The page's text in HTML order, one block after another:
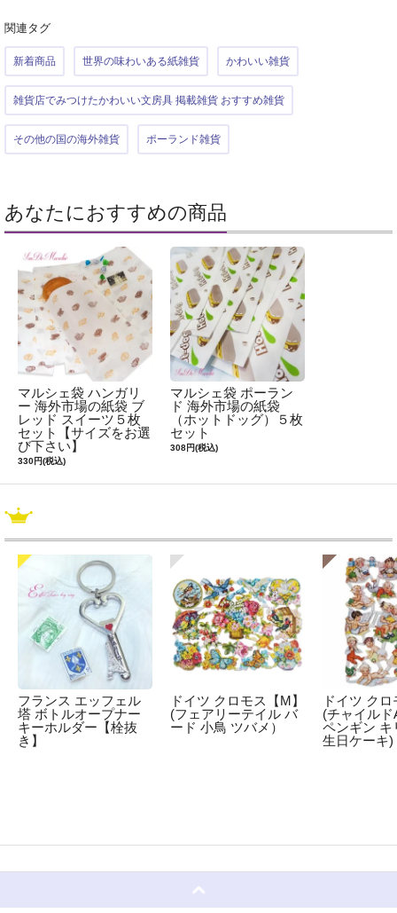
関連タグ
新着商品 世界の味わいある紙雑貨 かわいい雑貨
雑貨店でみつけたかわいい文房具 掲載雑貨 おすすめ雑貨
その他の国の海外雑貨 ポーランド雑貨
あなたにおすすめの商品
マルシェ袋 ハンガリ
ー 海外市場の紙袋 ブ
レッド スイーツ５枚
セット【サイズをお選
び下さい】
330円(税込)
マルシェ袋 ポーラン
ド 海外市場の紙袋
（ホットドッグ）５枚
セット
308円(税込)
フランス エッフェル
塔 ボトルオープナー
キーホルダー【栓抜
き】
ドイツ クロモス【M】
(フェアリーテイル バ
ード 小鳥 ツバメ）
ドイツ ク
(チャイルド
ペンギン キ
生日ケーキ)